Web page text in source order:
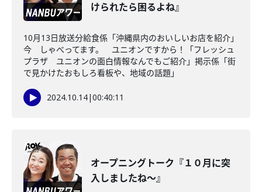
けられたら困るよね』
10月13日放送分給食係「沖縄県内のおいしいお店を紹介」
今 しゃべってます。 ユニオンですから！「フレッシュ
プラザ ユニオンの面白情報なんでもご紹介」掲示係「街
で見かけたおもしろ看板や、地域の話題」
2024.10.14|00:40:11
オープニングトーク『１０月に突
入しましたね～』